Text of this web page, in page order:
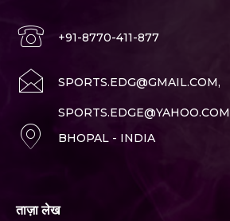
+91-8770-411-877
SPORTS.EDG@GMAIL.COM,
SPORTS.EDGE@YAHOO.COM
BHOPAL - INDIA
ताज़ा लेख